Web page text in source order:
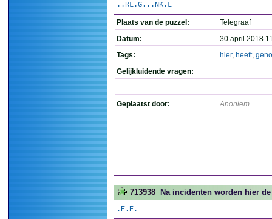
..RL.G...NK.L
Plaats van de puzzel:
Telegraaf
Datum:
30 april 2018
Tags:
hier, heeft,
Gelijkluidende vragen:
Geplaatst door: Anoniem
713938 Na incidenten worden hier
.E.E.